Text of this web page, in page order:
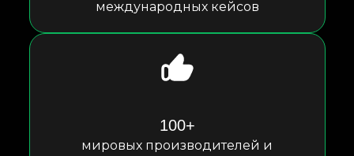
международных кейсов
100+
мировых производителей и